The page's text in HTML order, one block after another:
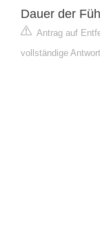
Dauer der
Antrag auf
vollständige